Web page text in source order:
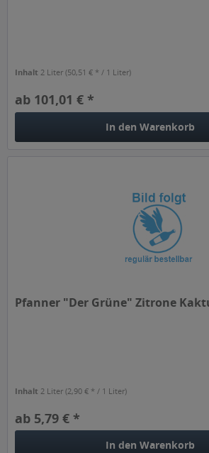
Inhalt 2 Liter(50,51 € * / 1 Liter)
ab 101,01 € *
In den Warenkorb
Pfanner "Der Grüne" Zitrone
Inhalt 2 Liter(2,90 € * / 1 Liter)
ab 5,79 € *
In den Warenkorb